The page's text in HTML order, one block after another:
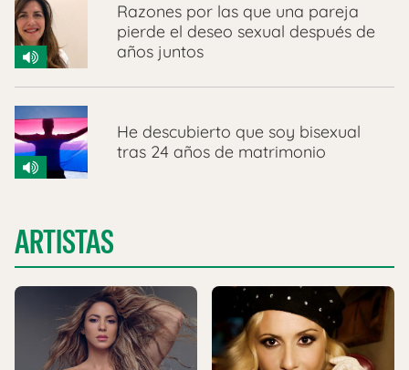
Razones por las que una pareja
pierde el deseo sexual después de
años juntos
He descubierto que soy bisexual
tras 24 años de matrimonio
ARTISTAS